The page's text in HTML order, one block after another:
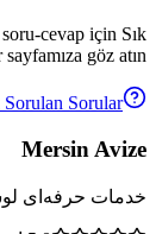
cevap için Sık
göz atın.
Sorulan Sorular
Mersin Avize
خدمات حرفه‌ای